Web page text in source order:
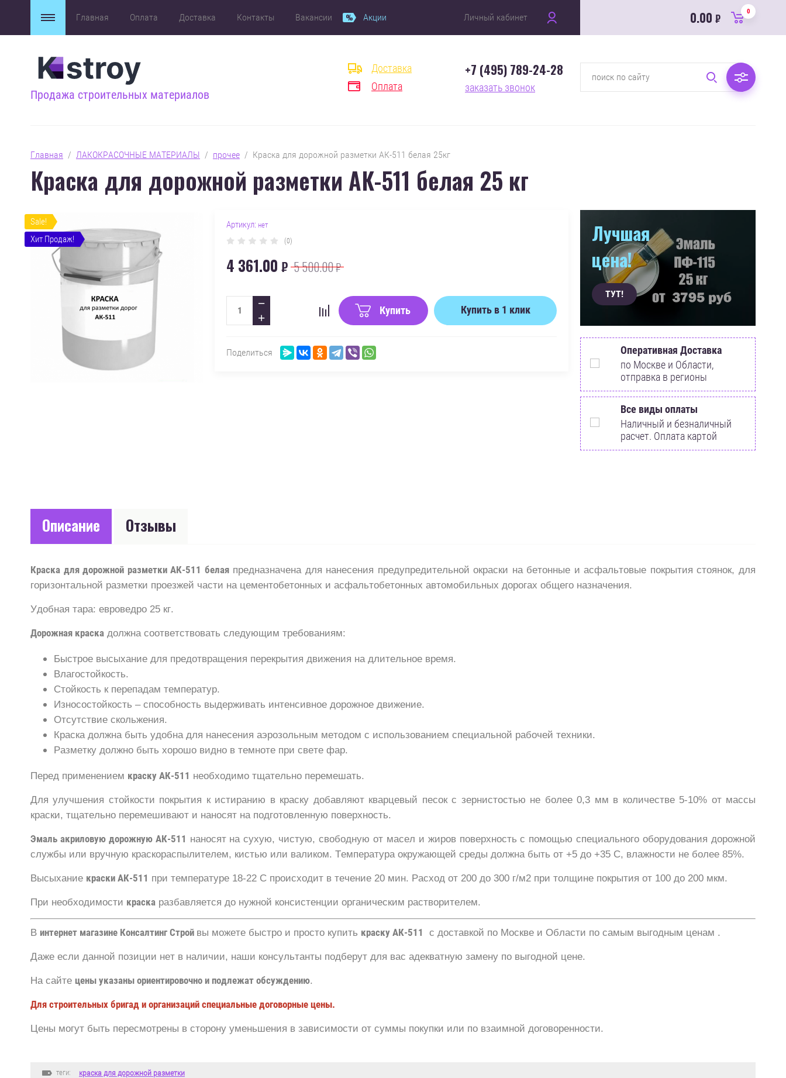
Главная Оплата Доставка Контакты Вакансии Акции Личный кабинет 0.00 ₽
0
Продажа строительных материалов
Доставка
Оплата
+7 (495) 789-24-28
заказать звонок
Главная
  /
ЛАКОКРАСОЧНЫЕ МАТЕРИАЛЫ
  /
прочее
  /  Краска для дорожной разметки АК-511 белая 25кг
Краска для дорожной разметки АК-511 белая 25 кг
Sale!
Хит Продаж!
Артикул: нет
(0)
4 361.00 ₽ 5 500.00₽
−
+
Купить Купить в 1 клик
Поделиться
Лучшая
цена!
ТУТ!
Оперативная Доставка
по Москве и Области,
отправка в регионы
Все виды оплаты
Наличный и безналичный
расчет. Оплата картой
Описание Отзывы
Краска для дорожной разметки АК-511 белаяпредназначена для нанесения предупредительной окраски на бетонные и асфальтовые покрытия стоянок, для
горизонтальной разметки проезжей части на цементобетонных и асфальтобетонных автомобильных дорогах общего назначения.
Удобная тара: евроведро 25 кг.
Дорожная краска должна соответствовать следующим требованиям:
Быстрое высыхание для предотвращения перекрытия движения на длительное время.
Влагостойкость.
Стойкость к перепадам температур.
Износостойкость – способность выдерживать интенсивное дорожное движение.
Отсутствие скольжения.
Краска должна быть удобна для нанесения аэрозольным методом с использованием специальной рабочей техники.
Разметку должно быть хорошо видно в темноте при свете фар.
Перед применением краску АК-511 необходимо тщательно перемешать.
Для улучшения стойкости покрытия к истиранию в краску добавляют кварцевый песок с зернистостью не более 0,3 мм в количестве 5-10% от массы
краски, тщательно перемешивают и наносят на подготовленную поверхность.
Эмаль акриловую дорожную АК-511 наносят на сухую, чистую, свободную от масел и жиров поверхность с помощью специального оборудования дорожной
службы или вручную краскораспылителем, кистью или валиком. Температура окружающей среды должна быть от +5 до +35 С, влажности не более 85%.
Высыхание краски АК-511 при температуре 18-22 С происходит в течение 20 мин. Расход от 200 до 300 г/м2 при толщине покрытия от 100 до 200 мкм.
При необходимости краска разбавляется до нужной консистенции органическим растворителем.
В интернет магазине Консалтинг Строй вы можете быстро и просто купить краску АК-511 с доставкой по Москве и Области по самым выгодным ценам .
Даже если данной позиции нет в наличии, наши консультанты подберут для вас адекватную замену по выгодной цене.
На сайте цены указаны ориентировочно и подлежат обсуждению.
Для строительных бригад и организаций специальные договорные цены.
Цены могут быть пересмотрены в сторону уменьшения в зависимости от суммы покупки или по взаимной договоренности.
теги: краска для дорожной разметки